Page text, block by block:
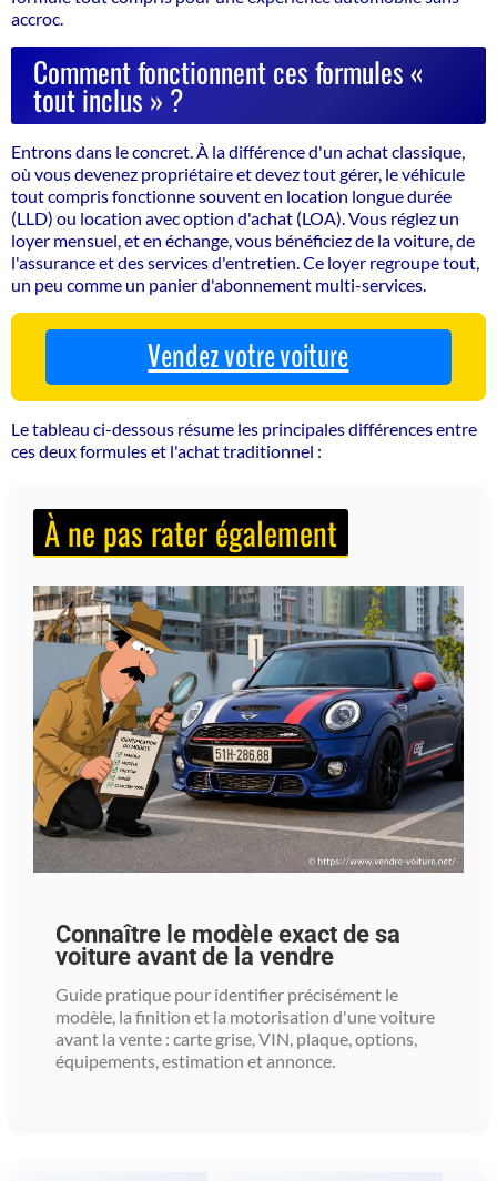
accroc.
Comment fonctionnent ces formules «
tout inclus » ?
Entrons dans le concret. À la différence d'un achat classique,
où vous devenez propriétaire et devez tout gérer, le véhicule
tout compris fonctionne souvent en location longue durée
(LLD) ou location avec option d'achat (LOA). Vous réglez un
loyer mensuel, et en échange, vous bénéficiez de la voiture, de
l'assurance et des services d'entretien. Ce loyer regroupe tout,
un peu comme un panier d'abonnement multi-services.
Vendez votre voiture
Le tableau ci-dessous résume les principales différences entre
ces deux formules et l'achat traditionnel :
À ne pas rater également
Connaître le modèle exact de sa
voiture avant de la vendre
Guide pratique pour identifier précisément le
modèle, la finition et la motorisation d'une voiture
avant la vente : carte grise, VIN, plaque, options,
équipements, estimation et annonce.